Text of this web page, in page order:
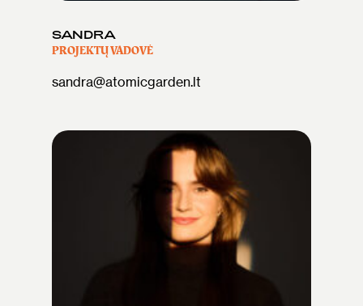
SANDRA
PROJEKTŲ VADOVĖ
sandra@atomicgarden.lt